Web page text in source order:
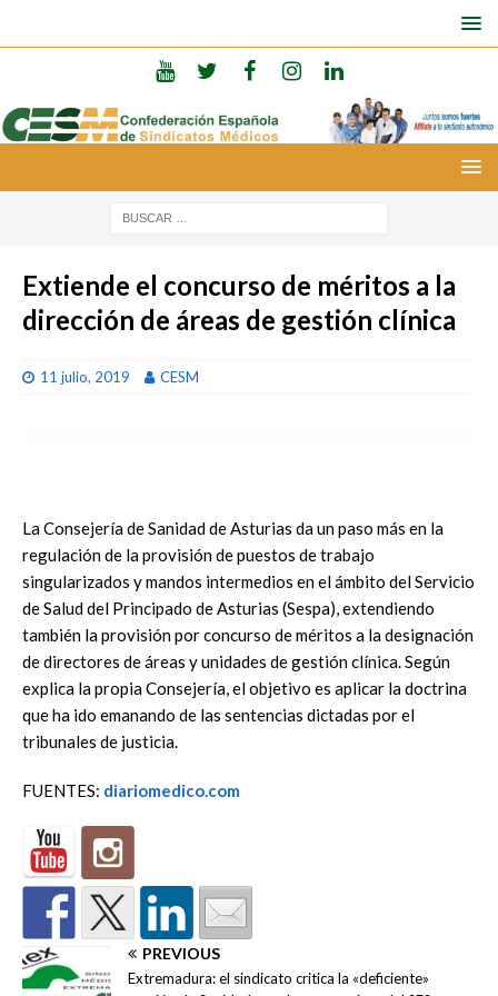
Extiende el concurso de méritos a la
dirección de áreas de gestión clínica
11 julio, 2019 CESM
La Consejería de Sanidad de Asturias da un paso más en la
regulación de la provisión de puestos de trabajo
singularizados y mandos intermedios en el ámbito del Servicio
de Salud del Principado de Asturias (Sespa), extendiendo
también la provisión por concurso de méritos a la designación
de directores de áreas y unidades de gestión clínica. Según
explica la propia Consejería, el objetivo es aplicar la doctrina
que ha ido emanando de las sentencias dictadas por el
tribunales de justicia.
FUENTES: diariomedico.com
PREVIOUS
Extremadura: el sindicato critica la «deficiente»